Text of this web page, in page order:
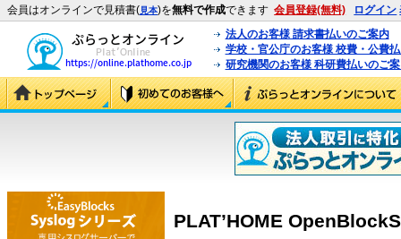
会員はオンラインで見積書(見本)を無料で作成できます 会員登録(無料) ログイン
法人のお客様 請求書払いのご案内
学校・官公庁のお客様 校費・公費
研究機関のお客様 科研費払いのご
PLAT’HOME